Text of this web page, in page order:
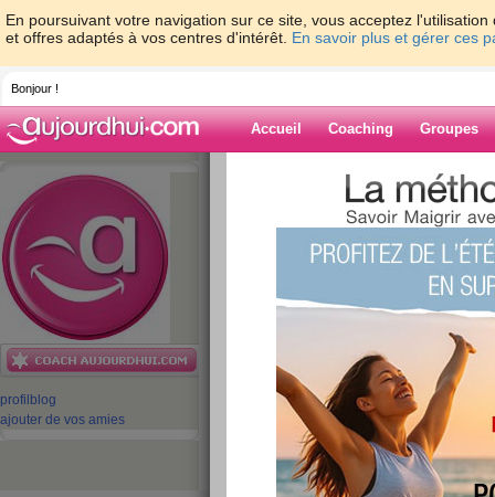
En poursuivant votre navigation sur ce site, vous acceptez
et offres adaptés à vos centres d'intérêt. En savoir plus et gérer ces
Bonjour !
Accueil Coaching Groupes
profil blog
ajouter de vos amies
>
equipe-
Blog de equipe-
aujourdhuicom
Concours Photo
du Petit AJ !
publié le 06/07/2012 à 09:40
Cet été, que diriez-vous de créer toutes